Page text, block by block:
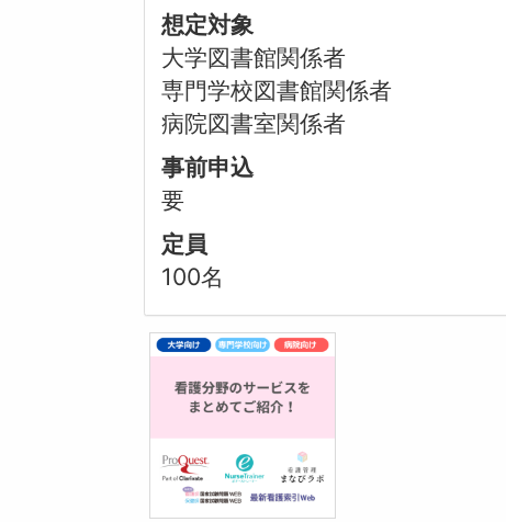
想定対象
大学図書館関係者
専門学校図書館関係者
病院図書室関係者
事前申込
要
定員
100名